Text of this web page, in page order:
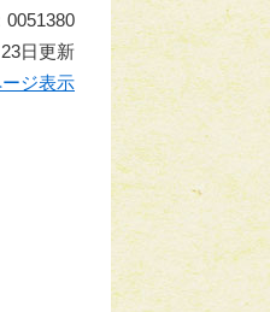
0051380
日更新
ジ表示